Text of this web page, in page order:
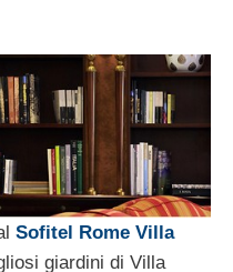
Sofitel Rome Villa
giardini di Villa